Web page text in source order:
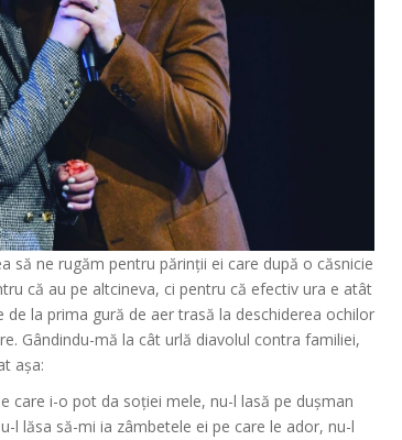
să ne rugăm pentru părinții ei care după o căsnicie
că au pe altcineva, ci pentru că efectiv ura e atât
la prima gură de aer trasă la deschiderea ochilor
Gândindu-mă la cât urlă diavolul contra familiei,
așa:
care i-o pot da soției mele, nu-l lasă pe dușman
l lăsa să-mi ia zâmbetele ei pe care le ador, nu-l